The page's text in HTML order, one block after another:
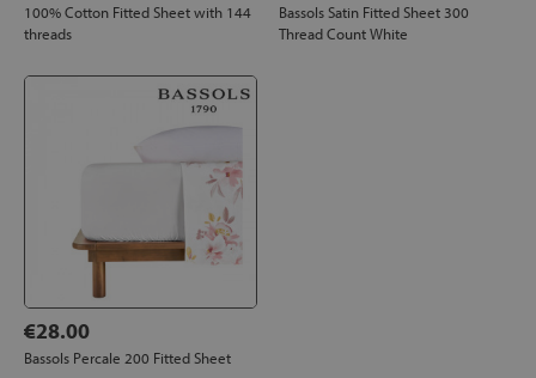
100% Cotton Fitted Sheet with 144
threads
Bassols Satin Fitted Sheet 300
Thread Count White
€28.00
Bassols Percale 200 Fitted Sheet